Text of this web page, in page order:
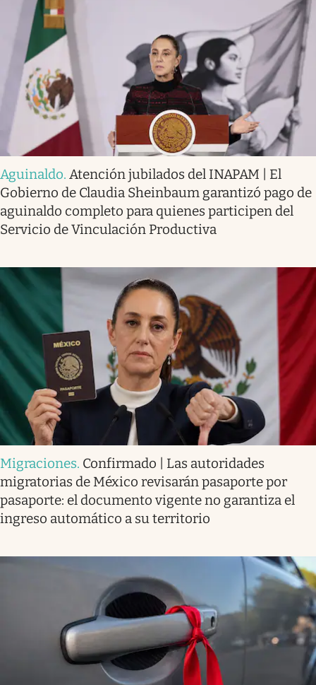
Aguinaldo. Atención jubilados del INAPAM | El
Gobierno de Claudia Sheinbaum garantizó pago de
aguinaldo completo para quienes participen del
Servicio de Vinculación Productiva
Migraciones. Confirmado | Las autoridades
migratorias de México revisarán pasaporte por
pasaporte: el documento vigente no garantiza el
ingreso automático a su territorio